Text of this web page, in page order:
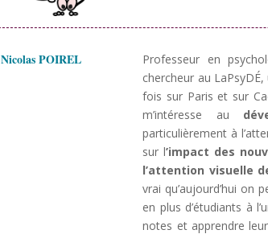
Nicolas POIREL
Professeur en
chercheur au
fois sur Paris et sur
m’intéresse au
particulièrement à
sur l’impact des
l’attention visuelle
vrai qu’aujourd’hui on
en plus d’étudiants à
notes et apprendre